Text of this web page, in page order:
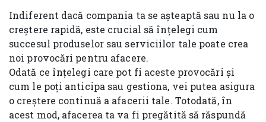
Indiferent dacă compania ta se așteaptă sau nu la o
creștere rapidă, este crucial să înțelegi cum
succesul produselor sau serviciilor tale poate crea
noi provocări pentru afacere.
Odată ce înțelegi care pot fi aceste provocări și
cum le poți anticipa sau gestiona, vei putea asigura
o creștere continuă a afacerii tale. Totodată, în
acest mod, afacerea ta va fi pregătită să răspundă